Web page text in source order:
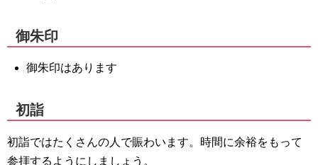
御朱印
御朱印はあります
初詣
初詣ではたくさんの人で賑わいます。時間に余裕をもって
参拝するようにしましょう。